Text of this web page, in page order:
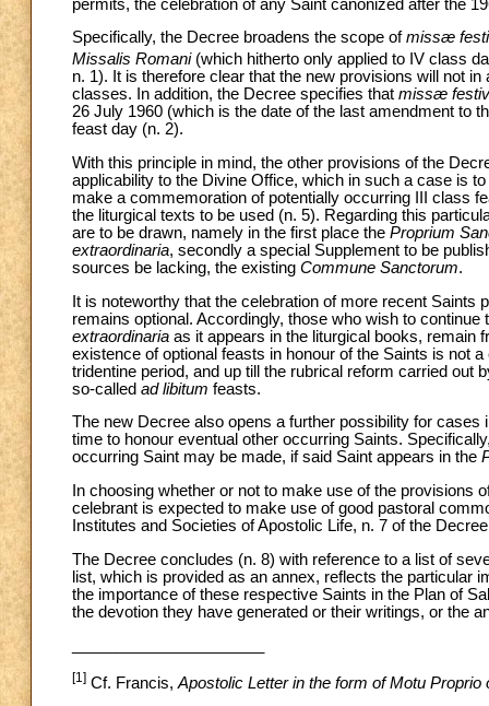
permits, the celebration of any Saint canonized after the
Specifically, the Decree broadens the scope ofmissæ
Missalis Romani(which hitherto only applied to IV class
n. 1). It is therefore clear that the new provisions will not
classes. In addition, the Decree specifies that missæ
26 July 1960 (which is the date of the last amendment to
feast day (n. 2).
With this principle in mind, the other provisions of the
applicability to the Divine Office, which in such a case is
make a commemoration of potentially occurring III class
the liturgical texts to be used (n. 5). Regarding this
are to be drawn, namely in the first place the Proprium
extraordinaria, secondly a special Supplement to be
sources be lacking, the existing Commune Sanctorum.
It is noteworthy that the celebration of more recent Saints
remains optional. Accordingly, those who wish to
extraordinaria as it appears in the liturgical books, remain
existence of optional feasts in honour of the Saints is not
tridentine period, and up till the rubrical reform carried
so-called ad libitum feasts.
The new Decree also opens a further possibility for
time to honour eventual other occurring Saints.
occurring Saint may be made, if said Saint appears in the
In choosing whether or not to make use of the provisions
celebrant is expected to make use of good pastoral
Institutes and Societies of Apostolic Life, n. 7 of the
The Decree concludes (n. 8) with reference to a list of
list, which is provided as an annex, reflects the particular
the importance of these respective Saints in the Plan of
the devotion they have generated or their writings, or the
[1] Cf. Francis, Apostolic Letter in the form of Motu